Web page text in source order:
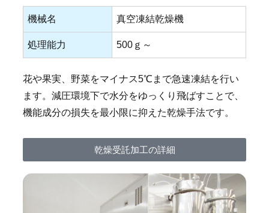
機械名 真空凍結乾燥機
処理能力 500ｇ～
花や果実、野菜をマイナス5℃まで急速凍結を行い
ます。減圧環境下で水分をゆっくり飛ばすことで、
機能成分の損失を最小限に抑えた乾燥手法です。
乾燥受託加工の詳細